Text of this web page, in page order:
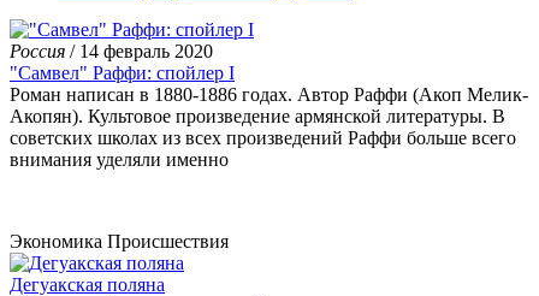
Россия / 14 февраль 2020
"Самвел" Раффи: спойлер I
Роман написан в 1880-1886 годах. Автор Раффи (Акоп Мелик-
Акопян). Культовое произведение армянской литературы. В
советских школах из всех произведений Раффи больше всего
внимания уделяли именно
Экономика Происшествия
Дегуакская поляна